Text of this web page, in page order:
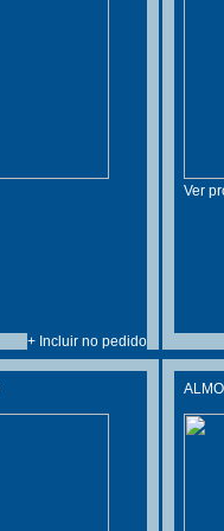
+ Incluir no pedido
Ver